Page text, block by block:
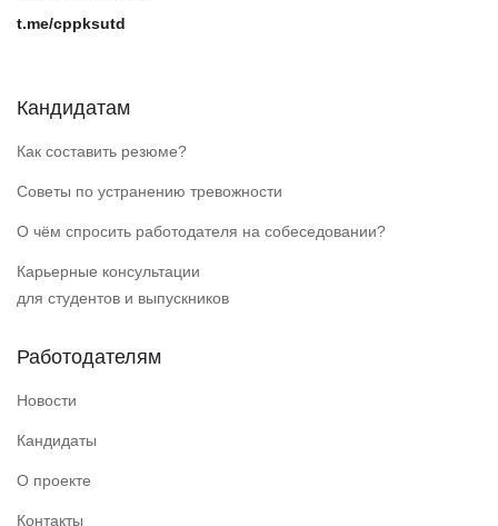
t.me/cppksutd
Кандидатам
Как составить резюме?
Советы по устранению тревожности
О чём спросить работодателя на собеседовании?
Карьерные консультации
для студентов и выпускников
Работодателям
Новости
Кандидаты
О проекте
Контакты